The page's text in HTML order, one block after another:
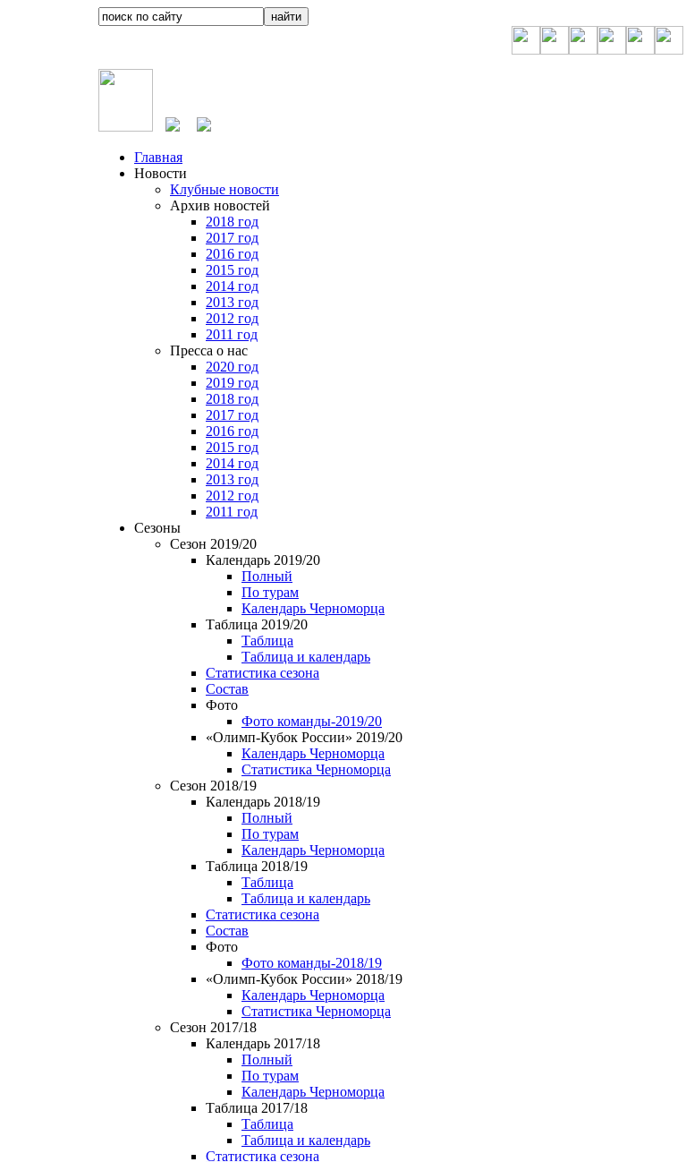
Главная
Новости
Клубные новости
Архив новостей
2018 год
2017 год
2016 год
2015 год
2014 год
2013 год
2012 год
2011 год
Пресса о нас
2020 год
2019 год
2018 год
2017 год
2016 год
2015 год
2014 год
2013 год
2012 год
2011 год
Сезоны
Сезон 2019/20
Календарь 2019/20
Полный
По турам
Календарь Черноморца
Таблица 2019/20
Таблица
Таблица и календарь
Статистика сезона
Состав
Фото
Фото команды-2019/20
«Олимп-Кубок России» 2019/20
Календарь Черноморца
Статистика Черноморца
Сезон 2018/19
Календарь 2018/19
Полный
По турам
Календарь Черноморца
Таблица 2018/19
Таблица
Таблица и календарь
Статистика сезона
Состав
Фото
Фото команды-2018/19
«Олимп-Кубок России» 2018/19
Календарь Черноморца
Статистика Черноморца
Сезон 2017/18
Календарь 2017/18
Полный
По турам
Календарь Черноморца
Таблица 2017/18
Таблица
Таблица и календарь
Статистика сезона